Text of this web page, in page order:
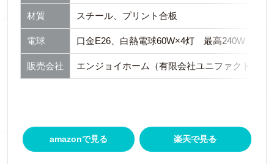
材質 スチール、プリント合板
電球 口金E26、白熱電球60W×4灯 最高240W
販売会社 エンジョイホーム（有限会社ユニファクト）
amazonで見る 楽天で見る